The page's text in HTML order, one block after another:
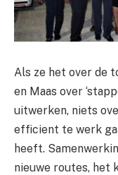
Als ze het over de
en Maas over
uitwerken, niets
efficient te werk
heeft.
nieuwe routes, het